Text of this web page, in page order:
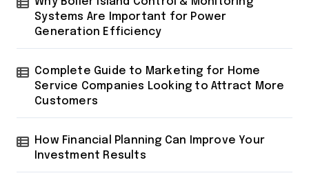
Systems Are Important for Power
Generation Efficiency
Complete Guide to Marketing for Home
Service Companies Looking to Attract More
Customers
How Financial Planning Can Improve Your
Investment Results